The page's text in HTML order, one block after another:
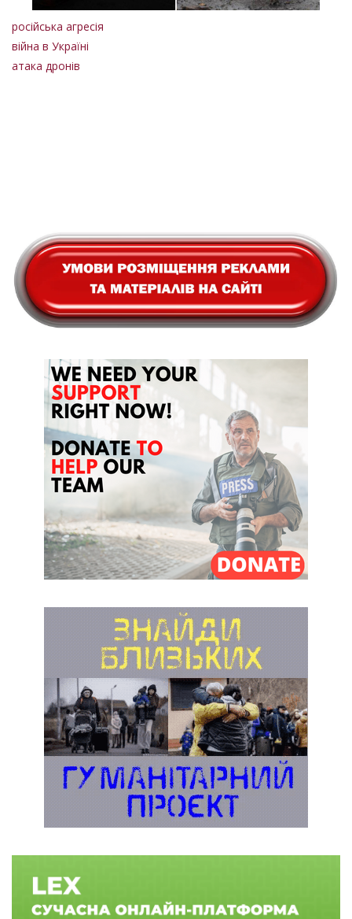
російська агресія
війна в Україні
атака дронів